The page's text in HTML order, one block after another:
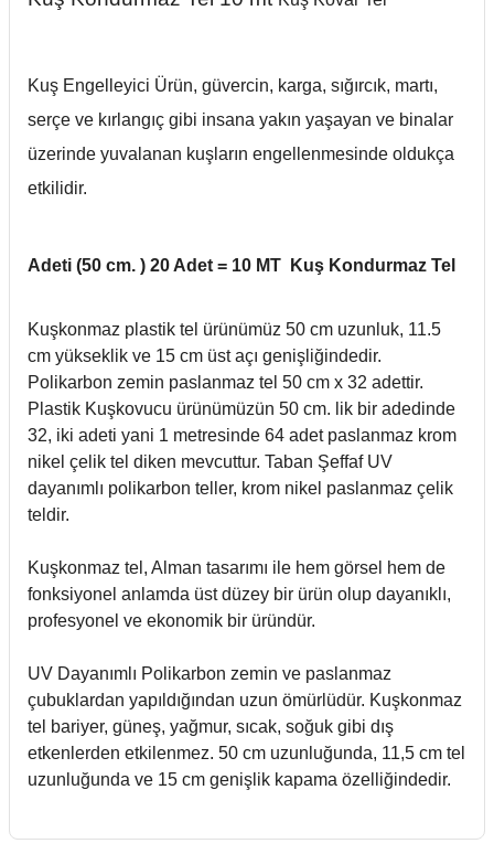
Kuş Engelleyici Ürün, güvercin, karga, sığırcık, martı,
serçe ve kırlangıç gibi insana yakın yaşayan ve binalar
üzerinde yuvalanan kuşların engellenmesinde oldukça
etkilidir.
Adeti (50 cm. ) 20 Adet = 10 MT Kuş Kondurmaz Tel
Kuşkonmaz plastik tel ürünümüz 50 cm uzunluk, 11.5
cm yükseklik ve 15 cm üst açı genişliğindedir.
Polikarbon zemin paslanmaz tel 50 cm x 32 adettir.
Plastik Kuşkovucu ürünümüzün 50 cm. lik bir adedinde
32, iki adeti yani 1 metresinde 64 adet paslanmaz krom
nikel çelik tel diken mevcuttur. Taban Şeffaf UV
dayanımlı polikarbon teller, krom nikel paslanmaz çelik
teldir.
Kuşkonmaz tel, Alman tasarımı ile hem görsel hem de
fonksiyonel anlamda üst düzey bir ürün olup dayanıklı,
profesyonel ve ekonomik bir üründür.
UV Dayanımlı Polikarbon zemin ve paslanmaz
çubuklardan yapıldığından uzun ömürlüdür. Kuşkonmaz
tel bariyer, güneş, yağmur, sıcak, soğuk gibi dış
etkenlerden etkilenmez. 50 cm uzunluğunda, 11,5 cm tel
uzunluğunda ve 15 cm genişlik kapama özelliğindedir.